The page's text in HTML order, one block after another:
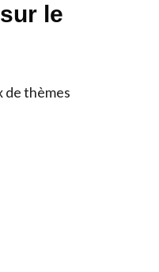
le
de thèmes